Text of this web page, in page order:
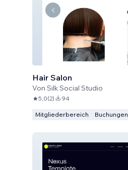
Hair Salon
Von Silk Social Studio
5,0(2) 94
Mitgliederbereich Buchungen